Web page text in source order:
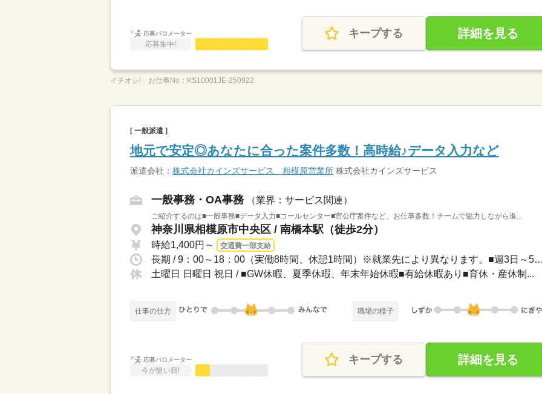
応募バロメーター
応募集中!
キープする 詳細を見る
イチオシ! お仕事No： KS10001JE-250922
[ 一般派遣 ]
地元で安定◎あなたに合った案件多数！高時給♪データ入力など
派遣会社： 株式会社カインズサービス 相模原営業所 株式会社カインズサービス
一般事務・OA事務 （業界：サービス関連）
ご紹介するのは■一般事務■データ入力■コールセンター■官公庁案件など、お仕事多数！チームで協力しながら進...
神奈川県相模原市中央区 / 南橋本駅（徒歩2分）
時給1,400円～ 交通費一部支給
長期 / 9：00～18：00（実働8時間、休憩1時間）※就業先により異なります。■週3日～5日...
土曜日 日曜日 祝日 / ■GW休暇、夏季休暇、年末年始休暇■有給休暇あり■育休・産休制...
仕事の仕方 職場の様子
応募バロメーター
今が狙い目!
キープする 詳細を見る